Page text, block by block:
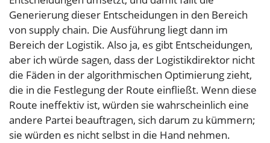
Generierung dieser Entscheidungen in den Bereich
von supply chain. Die Ausführung liegt dann im
Bereich der Logistik. Also ja, es gibt Entscheidungen,
aber ich würde sagen, dass der Logistikdirektor nicht
die Fäden in der algorithmischen Optimierung zieht,
die in die Festlegung der Route einfließt. Wenn diese
Route ineffektiv ist, würden sie wahrscheinlich eine
andere Partei beauftragen, sich darum zu kümmern;
sie würden es nicht selbst in die Hand nehmen.